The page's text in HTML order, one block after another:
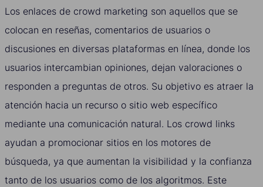
Los enlaces de crowd marketing son aquellos que se
colocan en reseñas, comentarios de usuarios o
discusiones en diversas plataformas en línea, donde los
usuarios intercambian opiniones, dejan valoraciones o
responden a preguntas de otros. Su objetivo es atraer la
atención hacia un recurso o sitio web específico
mediante una comunicación natural. Los crowd links
ayudan a promocionar sitios en los motores de
búsqueda, ya que aumentan la visibilidad y la confianza
tanto de los usuarios como de los algoritmos. Este